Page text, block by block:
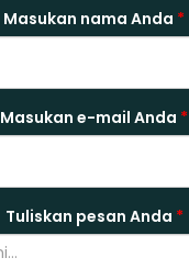
Masukan nama Anda *
Masukan e-mail Anda *
Tuliskan pesan Anda *